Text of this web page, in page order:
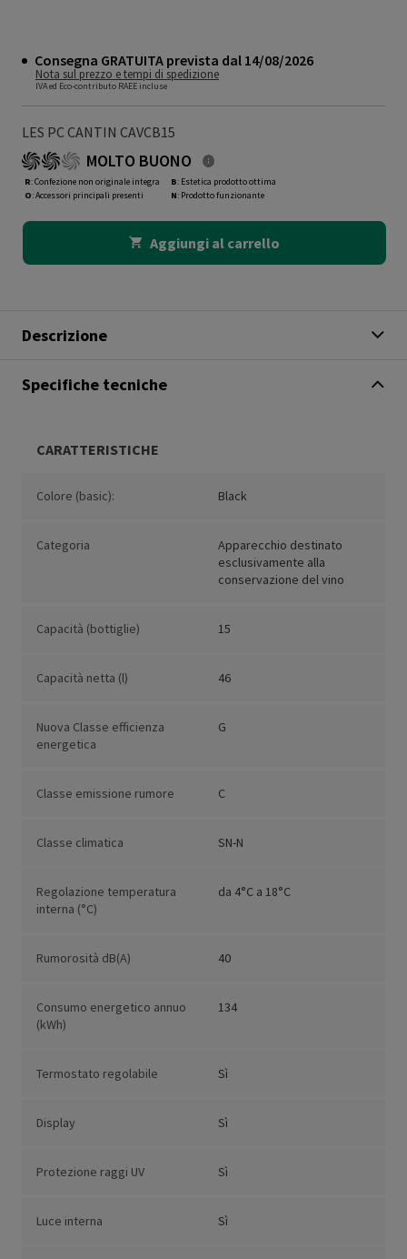
Consegna GRATUITA prevista dal 14/08/2026
Nota sul prezzo e tempi di spedizione
IVA ed Eco-contributo RAEE incluse
LES PC CANTIN CAVCB15
MOLTO BUONO
R: Confezione non originale integra
O: Accessori principali presenti
B: Estetica prodotto ottima
N: Prodotto funzionante
Aggiungi al carrello
Descrizione
Specifiche tecniche
CARATTERISTICHE
Colore (basic): Black
Categoria
Apparecchio destinato
esclusivamente alla
conservazione del vino
Capacità (bottiglie) 15
Capacità netta (l) 46
Nuova Classe efficienza
energetica
G
Classe emissione rumore C
Classe climatica SN-N
Regolazione temperatura
interna (°C)
da 4°C a 18°C
Rumorosità dB(A) 40
Consumo energetico annuo
(kWh)
134
Termostato regolabile Sì
Display Sì
Protezione raggi UV Sì
Luce interna Sì